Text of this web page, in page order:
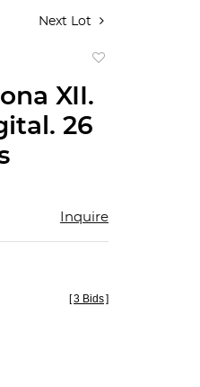
Next Lot
XII.
26
Inquire
[3 Bids]